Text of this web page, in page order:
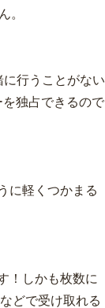
。
行うことがない
独占できるので
に軽くつかまる
！しかも枚数に
どで受け取れる